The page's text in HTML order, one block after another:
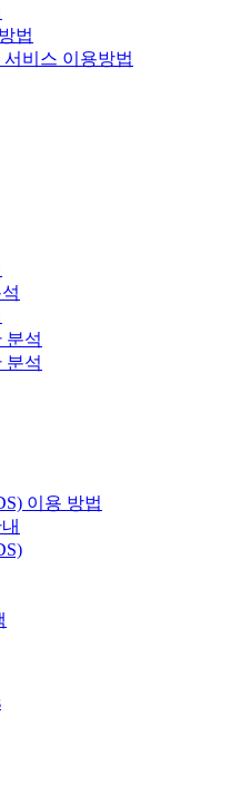
법
비스 이용방법
분석
분석
이용 방법